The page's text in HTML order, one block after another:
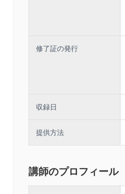
・ 利益相反を避ける関与
【第3部】 高単価×継続収益
・ セカンドオピニオンの
【第4部】 収益モデルと価格
・ 単発報酬と継続報酬の
・ 年間収益シミュレーシ
・ 仲介1件に依存しない
【第5部】 まとめ・次の一手
・ 今日からできる実務ア
・ 税理士がM&Aで「しく
・ 継続的に学び、実践する
修了証の発行
収録日
提供方法
講師のプロフィール